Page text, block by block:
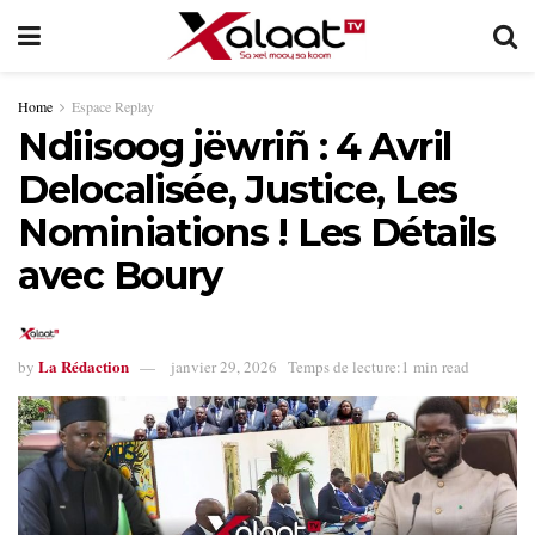
Home Espace Replay
Ndiisoog jëwriñ : 4 Avril
Delocalisée, Justice, Les
Nominiations ! Les Détails
avec Boury
by La Rédaction janvier 29, 2026 Temps de lecture:1 min read